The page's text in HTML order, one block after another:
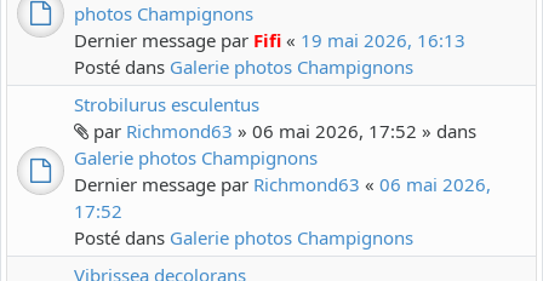
photos Champignons
Dernier message par Fifi « 19 mai 2026, 16:13
Posté dans Galerie photos Champignons
Strobilurus esculentus
par Richmond63 » 06 mai 2026, 17:52 » dans
Galerie photos Champignons
Dernier message par Richmond63 « 06 mai 2026,
17:52
Posté dans Galerie photos Champignons
Vibrissea decolorans